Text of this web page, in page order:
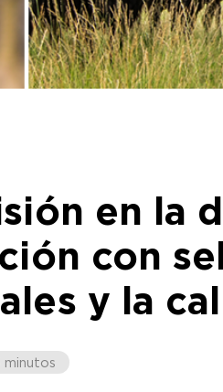
en la
con
y la
minutos